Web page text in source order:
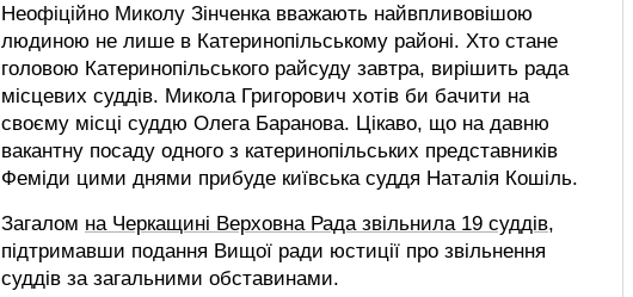
Неофіційно Миколу Зінченка вважають найвпливовішою
людиною не лише в Катеринопільському районі. Хто стане
головою Катеринопільського райсуду завтра, вирішить рада
місцевих суддів. Микола Григорович хотів би бачити на
своєму місці суддю Олега Баранова. Цікаво, що на давню
вакантну посаду одного з катеринопільських представників
Феміди цими днями прибуде київська суддя Наталія Кошіль.
Загалом на Черкащині Верховна Рада звільнила 19 суддів,
підтримавши подання Вищої ради юстиції про звільнення
суддів за загальними обставинами.